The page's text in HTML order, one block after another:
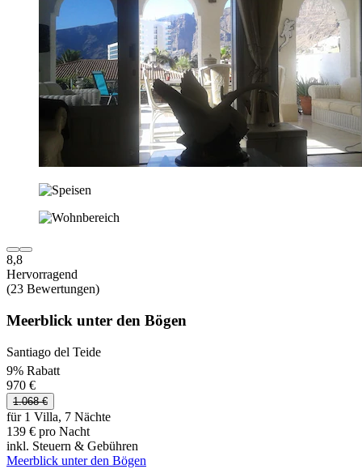
8,8
Hervorragend
(23 Bewertungen)
Meerblick unter den Bögen
Santiago del Teide
9% Rabatt
970 €
1.068 €
für 1 Villa, 7 Nächte
139 € pro Nacht
inkl. Steuern & Gebühren
Meerblick unter den Bögen